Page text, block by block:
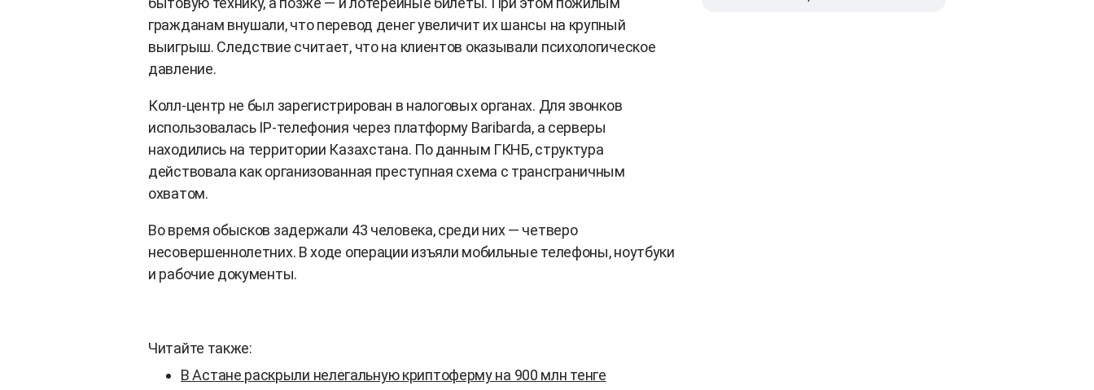
гражданам внушали, что перевод денег увеличит их шансы на крупный
выигрыш. Следствие считает, что на клиентов оказывали психологическое
давление.
Колл-центр не был зарегистрирован в налоговых органах. Для звонков
использовалась IP-телефония через платформу Baribarda, а серверы
находились на территории Казахстана. По данным ГКНБ, структура
действовала как организованная преступная схема с трансграничным
охватом.
Во время обысков задержали 43 человека, среди них — четверо
несовершеннолетних. В ходе операции изъяли мобильные телефоны, ноутбуки
и рабочие документы.
Читайте также:
В Астане раскрыли нелегальную криптоферму на 900 млн тенге